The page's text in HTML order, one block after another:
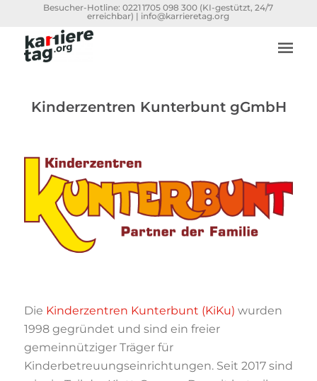
Besucher-Hotline:0221 1705 098 300 (KI-gestützt, 24/7
erreichbar) | info@karrieretag.org
Kinderzentren Kunterbunt gGmbH
Die Kinderzentren Kunterbunt (KiKu) wurden
1998 gegründet und sind ein freier
gemeinnütziger Träger für
Kinderbetreuungseinrichtungen. Seit 2017 sind